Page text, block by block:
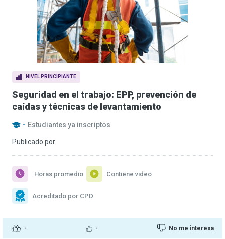
NIVEL PRINCIPIANTE
Seguridad en el trabajo: EPP, prevención de
caídas y técnicas de levantamiento
- Estudiantes ya inscriptos
Publicado por
- - No me interesa
Horas promedio Contiene video
Acreditado por CPD